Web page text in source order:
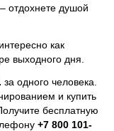
отдохнете душой
как
выходного дня.
за одного человека.
и купить
бесплатную
+7 800 101-